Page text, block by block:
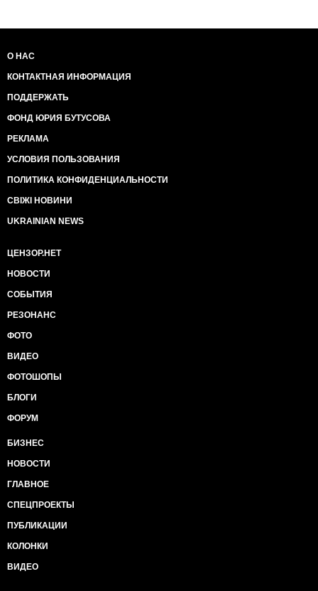
О НАС
КОНТАКТНАЯ ИНФОРМАЦИЯ
ПОДДЕРЖАТЬ
ФОНД ЮРИЯ БУТУСОВА
РЕКЛАМА
УСЛОВИЯ ПОЛЬЗОВАНИЯ
ПОЛИТИКА КОНФИДЕНЦИАЛЬНОСТИ
СВІЖІ НОВИНИ
UKRAINIAN NEWS
ЦЕНЗОР.НЕТ
НОВОСТИ
СОБЫТИЯ
РЕЗОНАНС
ФОТО
ВИДЕО
ФОТОШОПЫ
БЛОГИ
ФОРУМ
БИЗНЕС
НОВОСТИ
ГЛАВНОЕ
СПЕЦПРОЕКТЫ
ПУБЛИКАЦИИ
КОЛОНКИ
ВИДЕО